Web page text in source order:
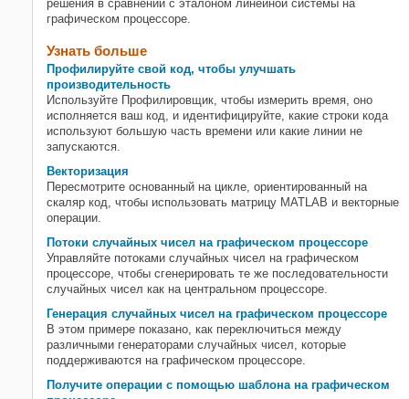
решения в сравнении с эталоном линейной системы на
графическом процессоре.
Узнать больше
Профилируйте свой код, чтобы улучшать
производительность
Используйте Профилировщик, чтобы измерить время, оно
исполняется ваш код, и идентифицируйте, какие строки кода
используют большую часть времени или какие линии не
запускаются.
Векторизация
Пересмотрите основанный на цикле, ориентированный на
скаляр код, чтобы использовать матрицу MATLAB и векторные
операции.
Потоки случайных чисел на графическом процессоре
Управляйте потоками случайных чисел на графическом
процессоре, чтобы сгенерировать те же последовательности
случайных чисел как на центральном процессоре.
Генерация случайных чисел на графическом процессоре
В этом примере показано, как переключиться между
различными генераторами случайных чисел, которые
поддерживаются на графическом процессоре.
Получите операции с помощью шаблона на графическом